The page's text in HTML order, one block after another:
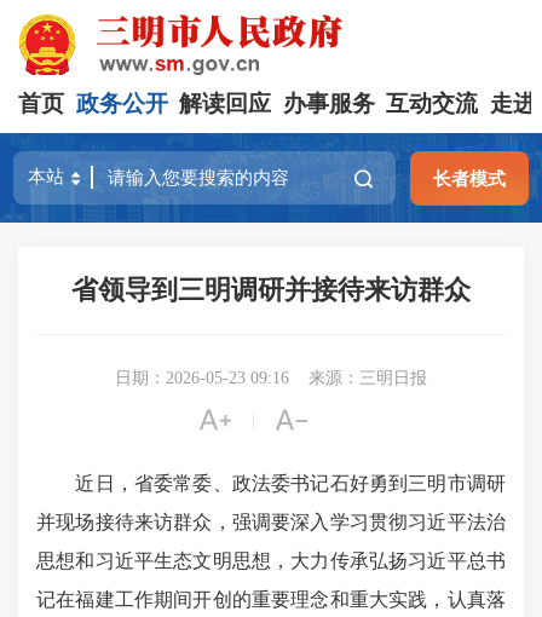
首页 政务公开 解读回应 办事服务 互动交流 走进
长者模式
省领导到三明调研并接待来访群众
日期：2026-05-23 09:16 来源：三明日报
 
近日，省委常委、政法委书记石好勇到三明市调研
并现场接待来访群众，强调要深入学习贯彻习近平法治
思想和习近平生态文明思想，大力传承弘扬习近平总书
记在福建工作期间开创的重要理念和重大实践，认真落